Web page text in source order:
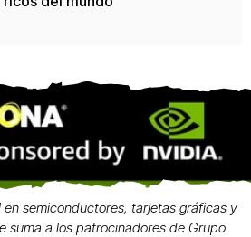
en semiconductores, tarjetas gráficas y
suma a los patrocinadores de Grupo